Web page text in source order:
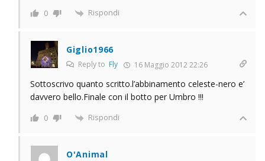
0 Rispondi
Giglio1966
Reply to Fly 16 Maggio 2012 22:26
Sottoscrivo quanto scritto.l’abbinamento celeste-nero e’
davvero bello.Finale con il botto per Umbro !!!
0 Rispondi
O'Animal